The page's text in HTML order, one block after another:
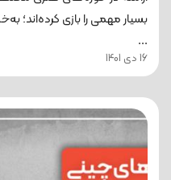
بسیار مهمی را بازی
...
16 دی 1401